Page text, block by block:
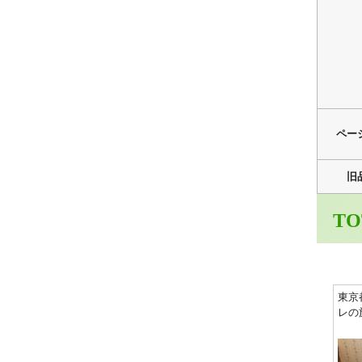
ペー
東京
レの